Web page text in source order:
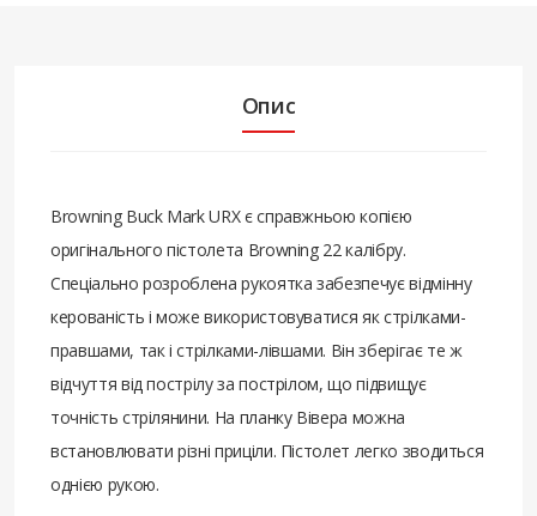
Опис
Browning Buck Mark URX є справжньою копією
оригінального пістолета Browning 22 калібру.
Спеціально розроблена рукоятка забезпечує відмінну
керованість і може використовуватися як стрілками-
правшами, так і стрілками-лівшами. Він зберігає те ж
відчуття від пострілу за пострілом, що підвищує
точність стрілянини. На планку Вівера можна
встановлювати різні приціли. Пістолет легко зводиться
однією рукою.